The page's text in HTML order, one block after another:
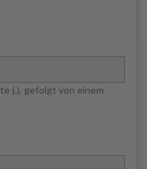
(.), gefolgt von einem